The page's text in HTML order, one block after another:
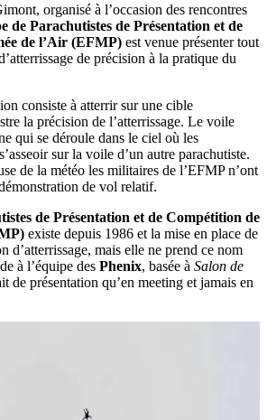
organisé à l’occasion des rencontres
de Parachutistes de Présentation et de
de l’Air (EFMP) est venue présenter tout
de précision à la pratique du
consiste à atterrir sur une cible
la précision de l’atterrissage. Le voile
qui se déroule dans le ciel où les
sur la voile d’un autre parachutiste.
de la météo les militaires de l’EFMP n’ont
de vol relatif.
de Présentation et de Compétition de
existe depuis 1986 et la mise en place de
d’atterrissage, mais elle ne prend ce nom
à l’équipe des Phenix, basée à Salon de
de présentation qu’en meeting et jamais en